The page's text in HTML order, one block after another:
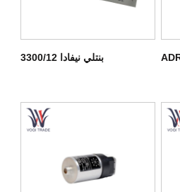
بنتلي نيفادا 3300/12